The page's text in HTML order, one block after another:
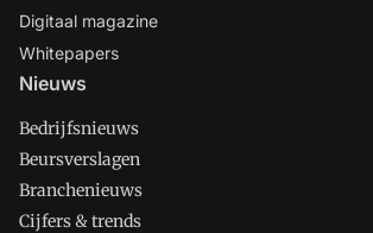
Digitaal magazine
Whitepapers
Nieuws
Bedrijfsnieuws
Beursverslagen
Branchenieuws
Cijfers & trends